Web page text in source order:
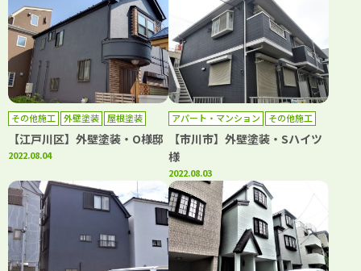
その他施工 外壁塗装
屋根塗装
防水工事
【江戸川区】外壁塗装・O様邸
2022.08.04
アパート・マンション
その他施工
外壁塗装
【市川市】外壁塗装・Sハイツ
様
2022.08.03